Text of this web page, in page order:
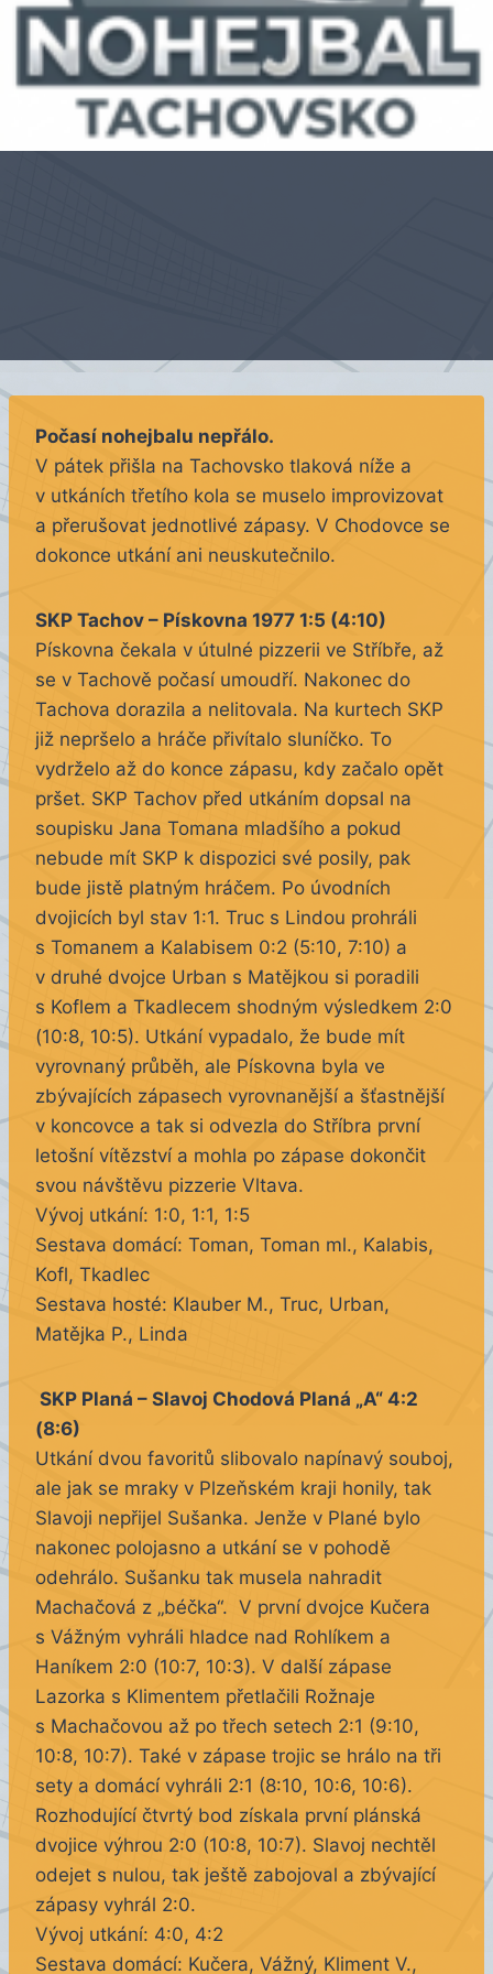
Počasí nohejbalu nepřálo.
V pátek přišla na Tachovsko tlaková níže a
v utkáních třetího kola se muselo improvizovat
a přerušovat jednotlivé zápasy. V Chodovce se
dokonce utkání ani neuskutečnilo.
SKP Tachov – Pískovna 1977 1:5 (4:10)
Pískovna čekala v útulné pizzerii ve Stříbře, až
se v Tachově počasí umoudří. Nakonec do
Tachova dorazila a nelitovala. Na kurtech SKP
již nepršelo a hráče přivítalo sluníčko. To
vydrželo až do konce zápasu, kdy začalo opět
pršet. SKP Tachov před utkáním dopsal na
soupisku Jana Tomana mladšího a pokud
nebude mít SKP k dispozici své posily, pak
bude jistě platným hráčem. Po úvodních
dvojicích byl stav 1:1. Truc s Lindou prohráli
s Tomanem a Kalabisem 0:2 (5:10, 7:10) a
v druhé dvojce Urban s Matějkou si poradili
s Koflem a Tkadlecem shodným výsledkem 2:0
(10:8, 10:5). Utkání vypadalo, že bude mít
vyrovnaný průběh, ale Pískovna byla ve
zbývajících zápasech vyrovnanější a šťastnější
v koncovce a tak si odvezla do Stříbra první
letošní vítězství a mohla po zápase dokončit
svou návštěvu pizzerie Vltava.
Vývoj utkání: 1:0, 1:1, 1:5
Sestava domácí: Toman, Toman ml., Kalabis,
Kofl, Tkadlec
Sestava hosté: Klauber M., Truc, Urban,
Matějka P., Linda
SKP Planá – Slavoj Chodová Planá „A“ 4:2
(8:6)
Utkání dvou favoritů slibovalo napínavý souboj,
ale jak se mraky v Plzeňském kraji honily, tak
Slavoji nepřijel Sušanka. Jenže v Plané bylo
nakonec polojasno a utkání se v pohodě
odehrálo. Sušanku tak musela nahradit
Machačová z „béčka“. V první dvojce Kučera
s Vážným vyhráli hladce nad Rohlíkem a
Haníkem 2:0 (10:7, 10:3). V další zápase
Lazorka s Klimentem přetlačili Rožnaje
s Machačovou až po třech setech 2:1 (9:10,
10:8, 10:7). Také v zápase trojic se hrálo na tři
sety a domácí vyhráli 2:1 (8:10, 10:6, 10:6).
Rozhodující čtvrtý bod získala první plánská
dvojice výhrou 2:0 (10:8, 10:7). Slavoj nechtěl
odejet s nulou, tak ještě zabojoval a zbývající
zápasy vyhrál 2:0.
Vývoj utkání: 4:0, 4:2
Sestava domácí: Kučera, Vážný, Kliment V.,